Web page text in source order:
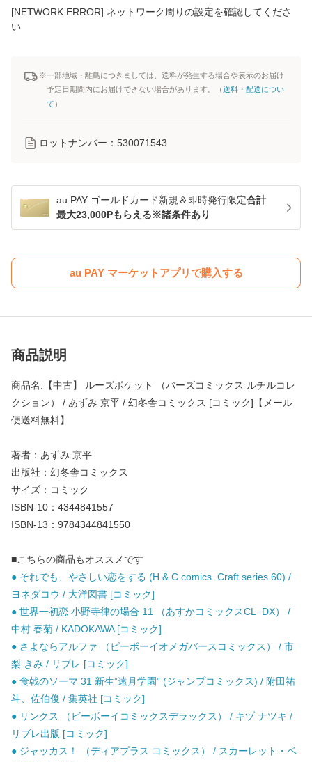
[NETWORK ERROR] ネットワーク周りの設定を確認してくださ
い
※一部地域・離島につきましては、送料が発生する場合や表示のお届け
予定日期間内にお届けできない場合があります。（送料・配送につい
て ）
ロットナンバー： 530071543
au PAY ゴールドカード新規＆即時発行限定合計
最大23,000Pもらえる※諸条件あり
au PAY マーケットアプリで購入する
商品説明
商品名:【中古】 ルーズポケット （バーズコミックス ルチルコレ
クション） / あずみ 京平 / 幻冬舎コミックス [コミック]【メール
便送料無料】
著者：あずみ 京平
出版社：幻冬舎コミックス
サイズ：コミック
ISBN-10：4344841557
ISBN-13：9784344841550
■こちらの商品もオススメです
● それでも、やさしい恋をする (H & C comics. Craft series 60) /
ヨネダコウ / 大洋図書 [コミック]
● 世界一初恋 小野寺律の場合 11 （あすかコミックスCL−DX） /
中村 春菊 / KADOKAWA [コミック]
● さよならアルファ （ビーボーイオメガバースコミックス） / 市
梨 きみ / リブレ [コミック]
● 食戟のソーマ 31 新生”遠月学園” (ジャンプコミックス) / 附田祐
斗、佐伯俊 / 集英社 [コミック]
● リンクス （ビーボーイコミックスデラックス） / キヅ ナツキ /
リブレ出版 [コミック]
● ジャッカス！ （ディアプラス コミックス） / スカーレット・ベ